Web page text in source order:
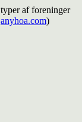
af foreninger
anyhoa.com)